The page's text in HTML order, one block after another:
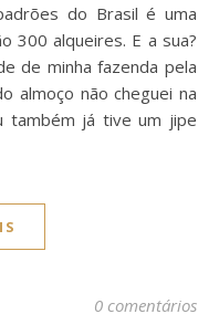
do Brasil é uma
300 alqueires. E a sua?
de minha fazenda pela
almoço não cheguei na
também já tive um jipe
0 comentários